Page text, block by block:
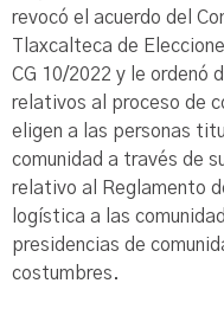
revocó el acuerdo del
Tlaxcalteca de
CG 10/2022 y le ordenó
relativos al proceso de
eligen a las personas
comunidad a través de
relativo al Reglamento
logística a las
presidencias de
costumbres.